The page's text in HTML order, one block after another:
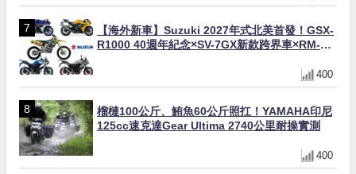
【海外新車】Suzuki 2027年式北美首發！GSX-
R1000 40週年紀念×SV-7GX新款跨界車×RM-
400
榴槤100公斤、鮪魚60公斤照扛！YAMAHA印尼
125cc速克達Gear Ultima 2740公里耐操實測
400